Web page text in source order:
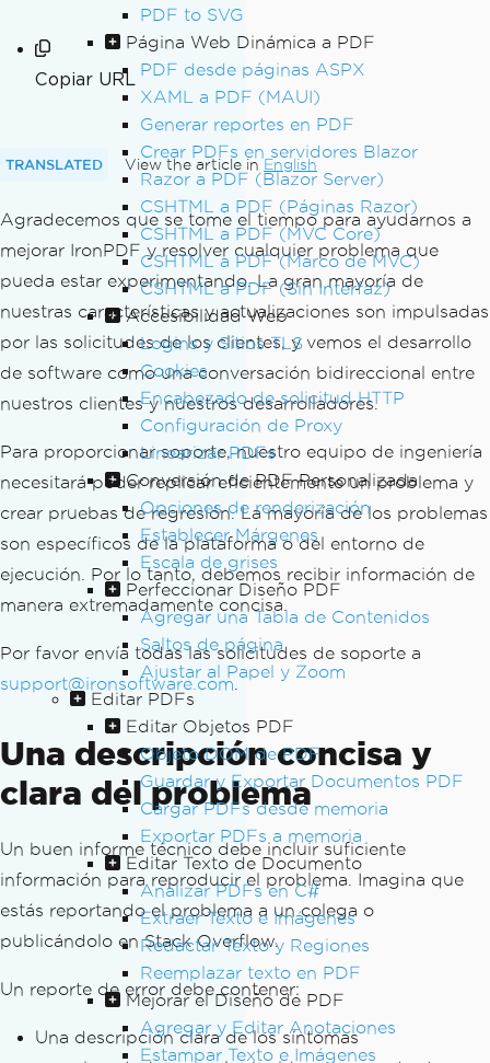
PDF to SVG
Página Web Dinámica a PDF
PDF desde páginas ASPX
XAML a PDF (MAUI)
Generar reportes en PDF
Crear PDFs en servidores Blazor
Razor a PDF (Blazor Server)
CSHTML a PDF (Páginas Razor)
CSHTML a PDF (MVC Core)
CSHTML a PDF (Marco de MVC)
CSHTML a PDF (Sin Interfaz)
Accesibilidad Web
Logins y Sitios TLS
Cookies
Encabezado de solicitud HTTP
Configuración de Proxy
Linearizar PDFs
Conversión de PDF Personalizada
Opciones de renderización
Establecer Márgenes
Escala de grises
Perfeccionar Diseño PDF
Agregar una Tabla de Contenidos
Saltos de página
Ajustar al Papel y Zoom
Editar PDFs
Editar Objetos PDF
Objeto DOM de PDF
Guardar y Exportar Documentos PDF
Cargar PDFs desde memoria
Exportar PDFs a memoria
Editar Texto de Documento
Analizar PDFs en C#
Extraer Texto e Imágenes
Redactar Texto y Regiones
Reemplazar texto en PDF
Mejorar el Diseño de PDF
Agregar y Editar Anotaciones
Estampar Texto e Imágenes
Copiar URL
TRANSLATED View the article in English
Agradecemos que se tome el tiempo para ayudarnos a
mejorar IronPDF y resolver cualquier problema que
pueda estar experimentando. La gran mayoría de
nuestras características y actualizaciones son impulsadas
por las solicitudes de los clientes, y vemos el desarrollo
de software como una conversación bidireccional entre
nuestros clientes y nuestros desarrolladores.
Para proporcionar soporte, nuestro equipo de ingeniería
necesitará poder replicar eficientemente un problema y
crear pruebas de regresión. La mayoría de los problemas
son específicos de la plataforma o del entorno de
ejecución. Por lo tanto, debemos recibir información de
manera extremadamente concisa.
Por favor envía todas las solicitudes de soporte a
support@ironsoftware.com
Una descripción concisa y
clara del problema
Un buen informe técnico debe incluir suficiente
información para reproducir el problema. Imagina que
estás reportando el problema a un colega o
publicándolo en Stack Overflow.
Un reporte de error debe contener:
Una descripción clara de los síntomas